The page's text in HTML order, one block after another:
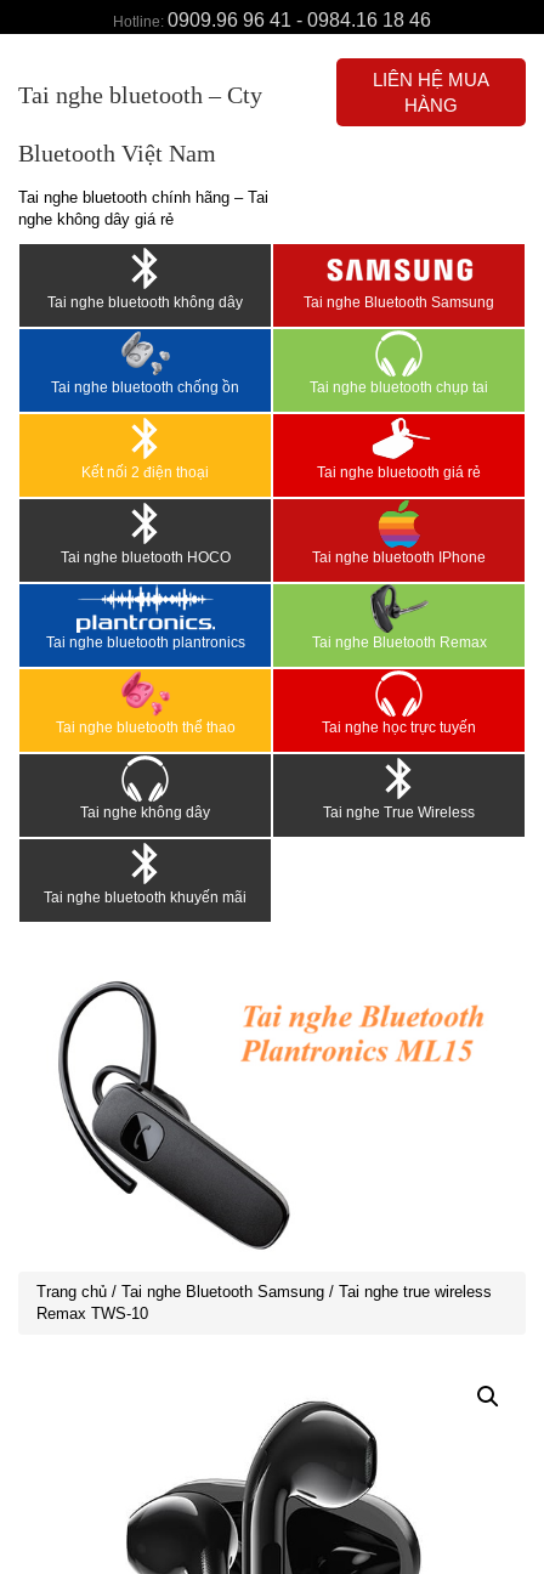
Hotline: 0909.96 96 41 - 0984.16 18 46
Tai nghe bluetooth – Cty
Bluetooth Việt Nam
Tai nghe bluetooth chính hãng – Tai
nghe không dây giá rẻ
LIÊN HỆ MUA
HÀNG
Tai nghe bluetooth không dây Tai nghe Bluetooth Samsung
Tai nghe bluetooth chống ồn Tai nghe bluetooth chụp tai
Kết nối 2 điện thoại Tai nghe bluetooth giá rẻ
Tai nghe bluetooth HOCO Tai nghe bluetooth IPhone
Tai nghe bluetooth plantronics Tai nghe Bluetooth Remax
Tai nghe bluetooth thể thao Tai nghe học trực tuyến
Tai nghe không dây Tai nghe True Wireless
Tai nghe bluetooth khuyến mãi
Trang chủ / Tai nghe Bluetooth Samsung / Tai nghe true wireless
Remax TWS-10